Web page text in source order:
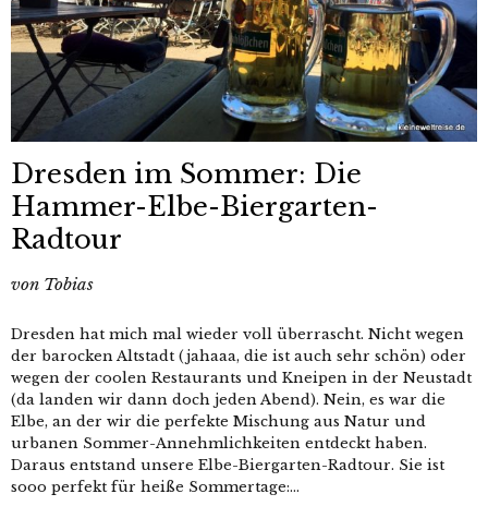
Dresden im Sommer: Die
Hammer-Elbe-Biergarten-
Radtour
von Tobias
Dresden hat mich mal wieder voll überrascht. Nicht wegen
der barocken Altstadt (jahaaa, die ist auch sehr schön) oder
wegen der coolen Restaurants und Kneipen in der Neustadt
(da landen wir dann doch jeden Abend). Nein, es war die
Elbe, an der wir die perfekte Mischung aus Natur und
urbanen Sommer-Annehmlichkeiten entdeckt haben.
Daraus entstand unsere Elbe-Biergarten-Radtour. Sie ist
sooo perfekt für heiße Sommertage:...